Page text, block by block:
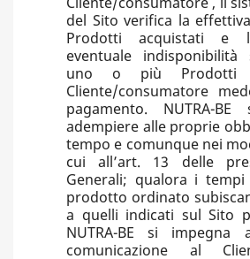
del Sito verifica la
Prodotti acquistati e
eventuale indisponibilità
uno o più Prodotti
Cliente/consumatore
pagamento. NUTRA-
adempiere alle proprie
tempo e comunque nei
cui all’art. 13 delle
Generali; qualora i
prodotto ordinato
a quelli indicati sul Sito
NUTRA-BE si
comunicazione al